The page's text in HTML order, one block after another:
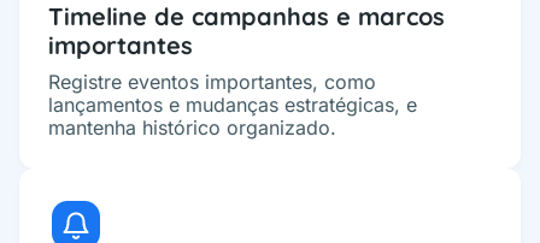
Timeline de campanhas e marcos
importantes
Registre eventos importantes, como
lançamentos e mudanças estratégicas, e
mantenha histórico organizado.